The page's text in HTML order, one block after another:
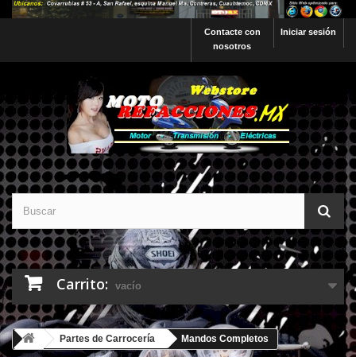
Iniciar sesión
Contacte con
nosotros
Carrito: vacío
Partes de Carrocería Mandos Completos